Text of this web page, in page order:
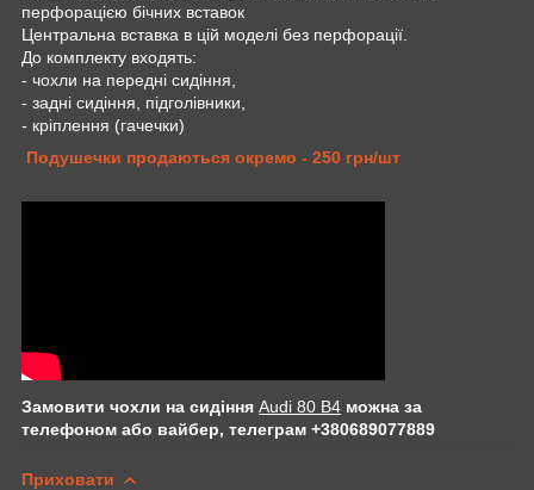
перфорацією бічних вставок
Центральна вставка в цій моделі без перфорації.
До комплекту входять:
- чохли на передні сидіння,
- задні сидіння, підголівники,
- кріплення (гачечки)
Подушечки продаються окремо - 250 грн/шт
Замовити чохли на сидіння Audi 80 B4 можна за
телефоном або вайбер, телеграм +380689077889
Приховати